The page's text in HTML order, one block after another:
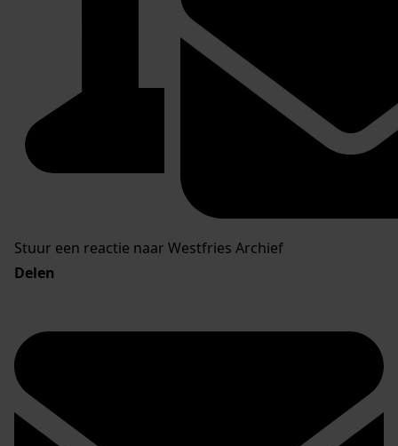
Stuur een reactie naar Westfries Archief
Delen